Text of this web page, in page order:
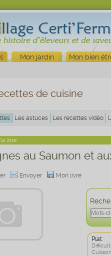
Mon jardin Mon bien
de cuisine
Les astuces Les recettes vidéo
liste
au Saumon et
Envoyer Mon livre
Plat